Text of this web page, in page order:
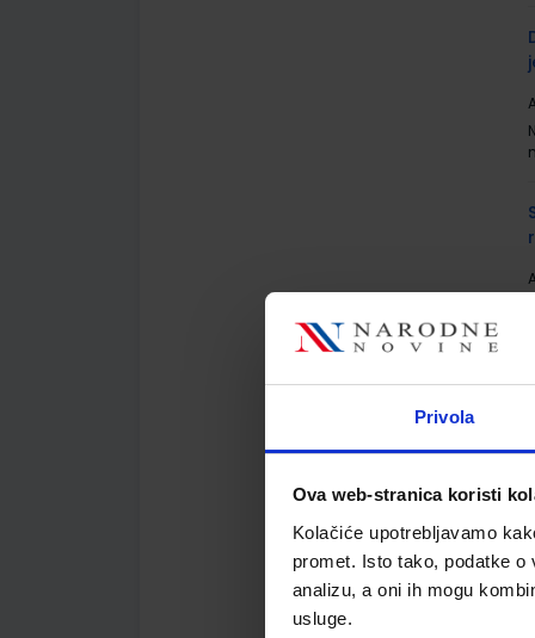
Privola
Ova web-stranica koristi
Kolačiće upotrebljavamo
promet. Isto tako, podatke
analizu, a oni ih mogu
usluge.